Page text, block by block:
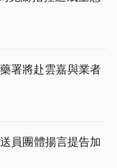
署將赴雲嘉與業者
員團體揚言提告加